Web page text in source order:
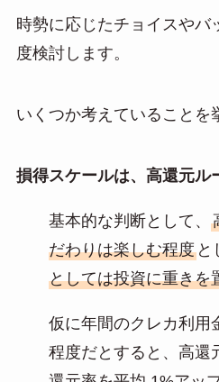
時勢に応じたチョイスやバ
度検討します。
いくつか考えていることを
損得スケールは、高還元ル
基本的な判断として、
だわりは楽しむ程度と
としては投資に重きを
仮に年間のクレカ利用
程度だとすると、高還